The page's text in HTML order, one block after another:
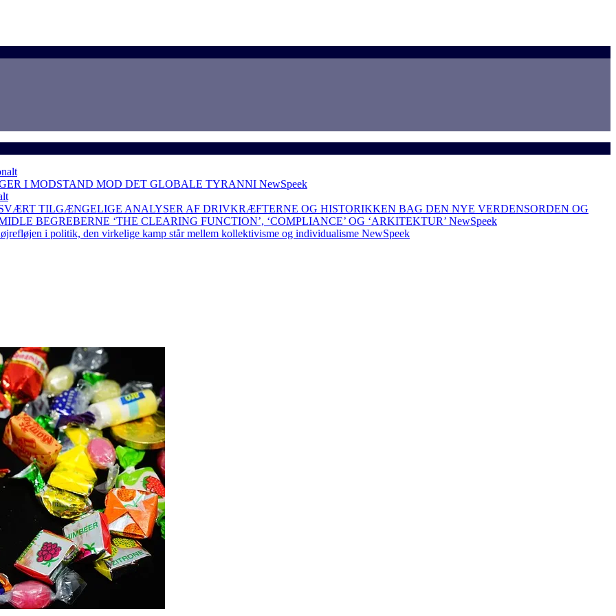
I MODSTAND MOD DET GLOBALE TYRANNI NewSpeek
TILGÆNGELIGE ANALYSER AF DRIVKRÆFTERNE OG HISTORIKKEN BAG DEN NYE VERDENSORDEN OG
BEGREBERNE ‘THE CLEARING FUNCTION’, ‘COMPLIANCE’ OG ‘ARKITEKTUR’ NewSpeek
i politik, den virkelige kamp står mellem kollektivisme og individualisme NewSpeek